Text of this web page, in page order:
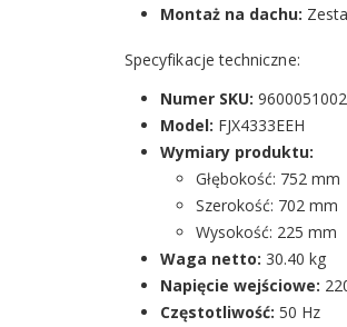
Montaż na dachu:
Specyfikacje techniczne:
Numer SKU: 9600051002
Model: FJX4333EEH
Wymiary produktu:
Głębokość: 752 mm
Szerokość: 702 mm
Wysokość: 225 mm
Waga netto: 30.40 kg
Napięcie wejściowe:
Częstotliwość: 50 Hz